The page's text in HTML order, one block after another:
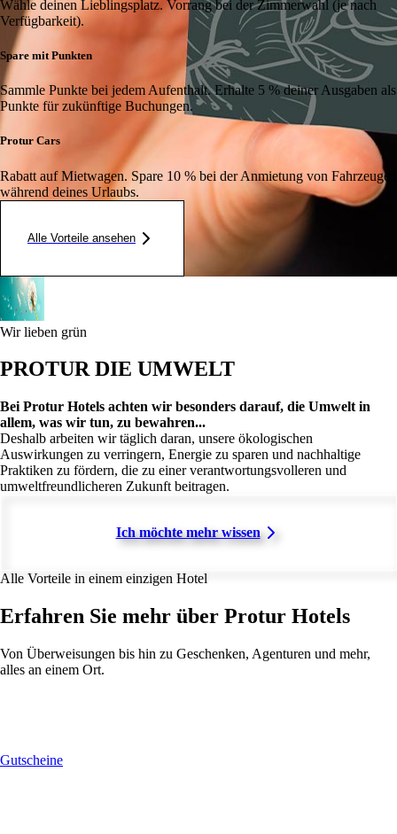
Wähle deinen Lieblingsplatz. Vorrang bei der Zimmerwahl (je nach
Verfügbarkeit).
Spare mit Punkten
Sammle Punkte bei jedem Aufenthalt. Erhalte 5 % deiner Ausgaben als
Punkte für zukünftige Buchungen.
Protur Cars
Rabatt auf Mietwagen. Spare 10 % bei der Anmietung von Fahrzeugen
während deines Urlaubs.
Alle Vorteile ansehen
Wir lieben grün
PROTUR DIE UMWELT
Bei Protur Hotels achten wir besonders darauf, die Umwelt in
allem, was wir tun, zu bewahren...
Deshalb arbeiten wir täglich daran, unsere ökologischen
Auswirkungen zu verringern, Energie zu sparen und nachhaltige
Praktiken zu fördern, die zu einer verantwortungsvolleren und
umweltfreundlicheren Zukunft beitragen.
Ich möchte mehr wissen
Alle Vorteile in einem einzigen Hotel
Erfahren Sie mehr über Protur Hotels
Von Überweisungen bis hin zu Geschenken, Agenturen und mehr,
alles an einem Ort.
Gutscheine